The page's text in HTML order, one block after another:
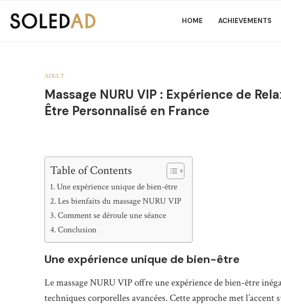
HOME ACHIEVEMENTS
ADULT
Massage NURU VIP : Expérience de
Être Personnalisé en France
Table of Contents
Une expérience unique de bien-être
Les bienfaits du massage NURU VIP
Comment se déroule une séance
Conclusion
Une expérience unique de bien-être
Le massage NURU VIP offre une expérience de bien-être
techniques corporelles avancées. Cette approche met